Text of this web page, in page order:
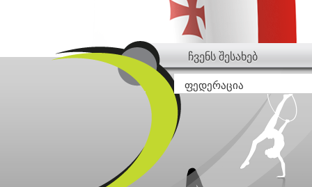
ჩვენს შესახებ
ფედერაცია